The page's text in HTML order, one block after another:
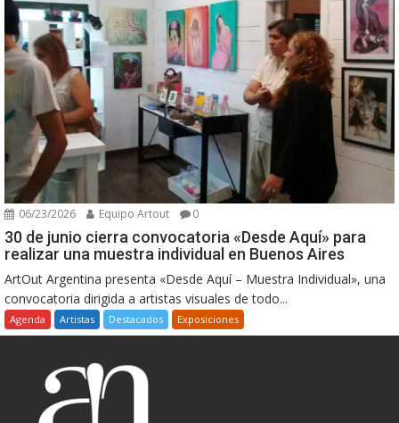
06/23/2026 Equipo Artout 0
30 de junio cierra convocatoria «Desde Aquí» para
realizar una muestra individual en Buenos Aires
ArtOut Argentina presenta «Desde Aquí – Muestra Individual», una
convocatoria dirigida a artistas visuales de todo...
Agenda Artistas Destacados Exposiciones